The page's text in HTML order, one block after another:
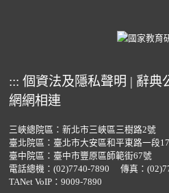
::: 個資法及隱私聲明 | 辭典
網網相連
三峽總院區：新北市三峽區三樹路2號
臺北院區：臺北市大安區和平東路一段
臺中院區：臺中市豐原區師範街67號
電話總機： (02)7740-7890
傳真：
TANet VoIP：9009-7890